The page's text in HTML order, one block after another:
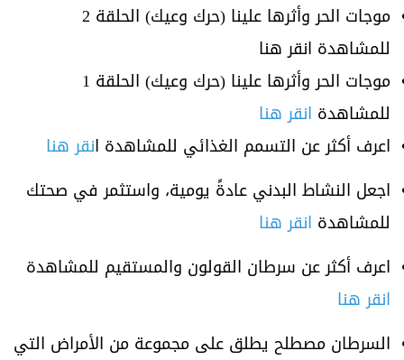
موجات الحر وأثرها علينا (حرك وعيك) الحلقة 2
للمشاهدة انقر هنا
موجات الحر وأثرها علينا (حرك وعيك) الحلقة 1
للمشاهدة انقر هنا
اعرف أكثر عن التسمم الغذائي للمشاهدة انقر هنا
اجعل النشاط البدني عادةً يومية، واستثمر في صحتك
للمشاهدة انقر هنا
اعرف أكثر عن سرطان القولون والمستقيم للمشاهدة
انقر هنا
السرطان مصطلح يطلق على مجموعة من الأمراض التي